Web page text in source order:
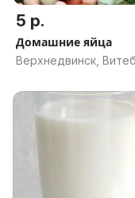
5 р.
Домашние яйца
Верхнедвинск,